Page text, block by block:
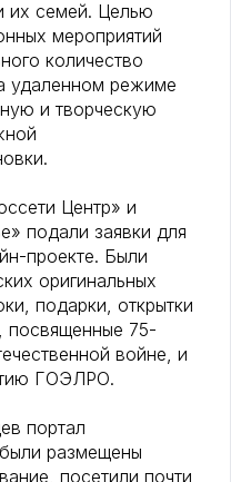
их семей. Целью
мероприятий
количество
удаленном режиме
и творческую
Центр» и
подали заявки для
проекте. Были
оригинальных
подарки, открытки
посвященные 75-
войне, и
ГОЭЛРО.
портал
размещены
посетили почти